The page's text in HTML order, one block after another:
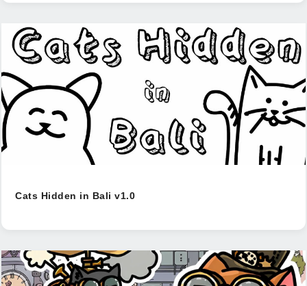
Cats Hidden in Bali v1.0